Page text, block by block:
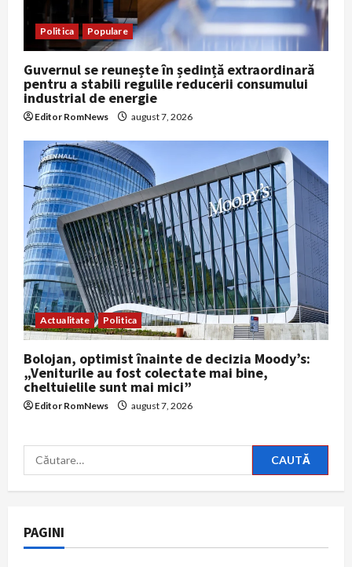
Politica Populare
Guvernul se reunește în ședință extraordinară
pentru a stabili regulile reducerii consumului
industrial de energie
Editor RomNews august 7, 2026
Actualitate Politica
Bolojan, optimist înainte de decizia Moody’s:
„Veniturile au fost colectate mai bine,
cheltuielile sunt mai mici”
Editor RomNews august 7, 2026
Caută
după:
PAGINI